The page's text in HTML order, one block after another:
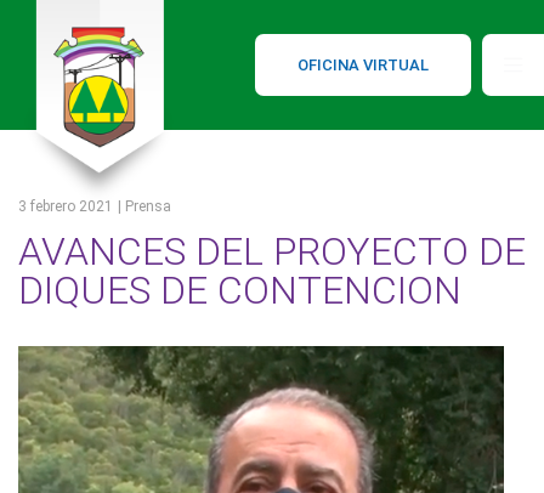
OFICINA VIRTUAL
3 febrero 2021 | Prensa
AVANCES DEL PROYECTO DE
DIQUES DE CONTENCION